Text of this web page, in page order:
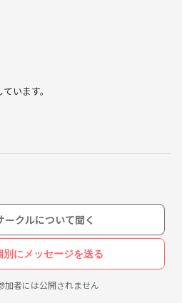
います。
ています。
催しています。
す。
ークルについて聞く
別にメッセージを送る
者には公開されません